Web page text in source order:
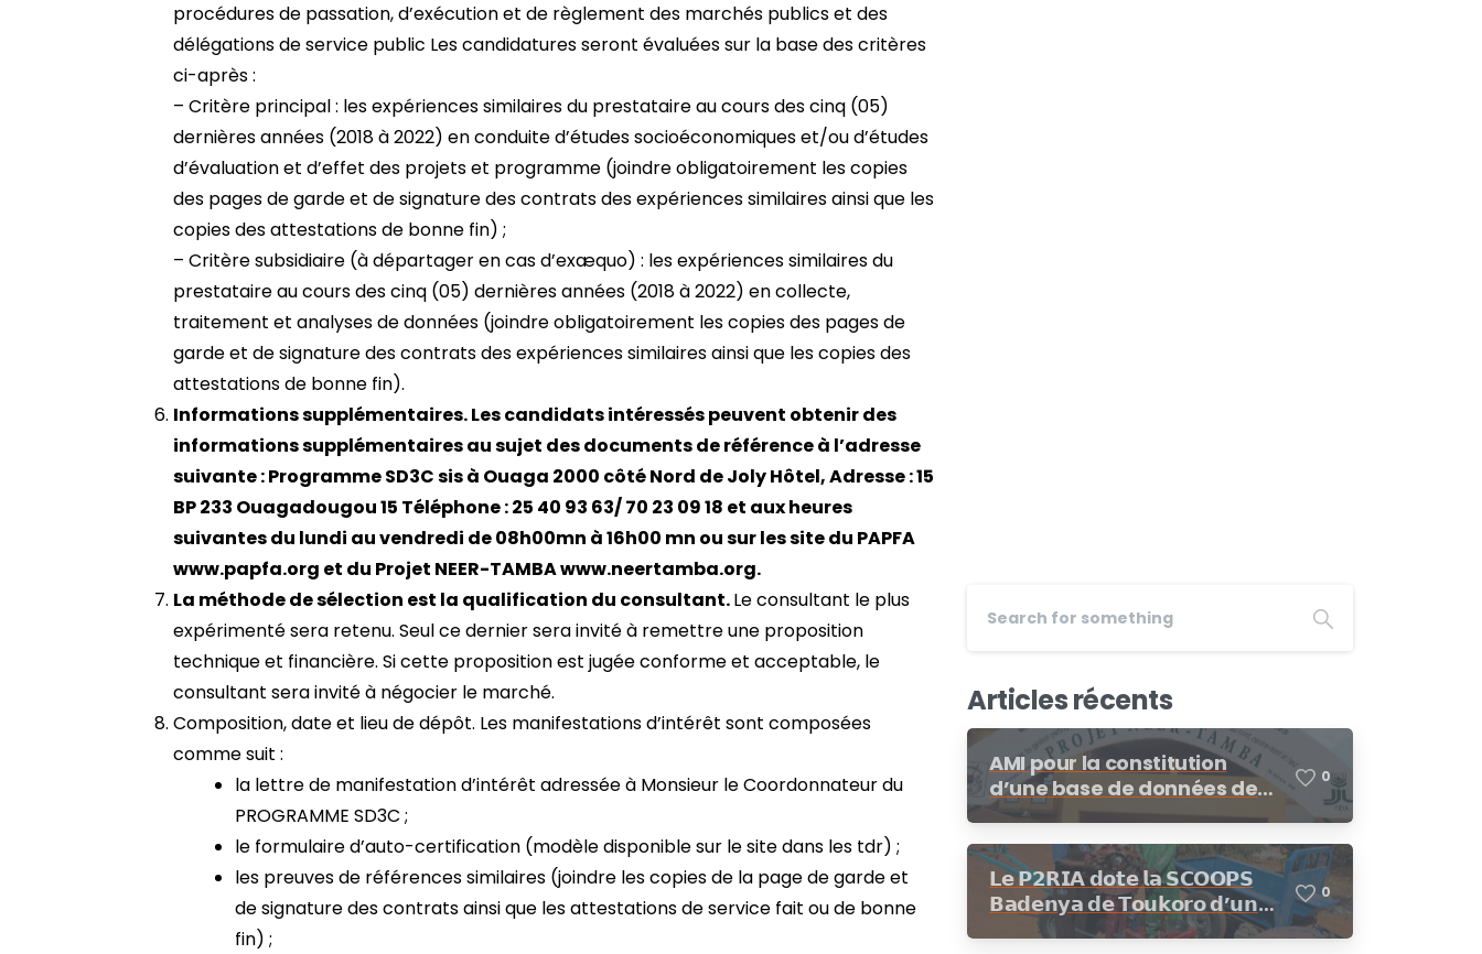
procédures de passation, d’exécution et de règlement des marchés publics et des
délégations de service public Les candidatures seront évaluées sur la base des critères
ci-après :
– Critère principal : les expériences similaires du prestataire au cours des cinq (05)
dernières années (2018 à 2022) en conduite d’études socioéconomiques et/ou d’études
d’évaluation et d’effet des projets et programme (joindre obligatoirement les copies
des pages de garde et de signature des contrats des expériences similaires ainsi que les
copies des attestations de bonne fin) ;
– Critère subsidiaire (à départager en cas d’exæquo) : les expériences similaires du
prestataire au cours des cinq (05) dernières années (2018 à 2022) en collecte,
traitement et analyses de données (joindre obligatoirement les copies des pages de
garde et de signature des contrats des expériences similaires ainsi que les copies des
attestations de bonne fin).
Informations supplémentaires. Les candidats intéressés peuvent obtenir des
informations supplémentaires au sujet des documents de référence à l’adresse
suivante : Programme SD3C sis à Ouaga 2000 côté Nord de Joly Hôtel, Adresse : 15
BP 233 Ouagadougou 15 Téléphone : 25 40 93 63/ 70 23 09 18 et aux heures
suivantes du lundi au vendredi de 08h00mn à 16h00 mn ou sur les site du PAPFA
www.papfa.org et du Projet NEER-TAMBA www.neertamba.org.
La méthode de sélection est la qualification du consultant.Le consultant le plus
expérimenté sera retenu. Seul ce dernier sera invité à remettre une proposition
technique et financière. Si cette proposition est jugée conforme et acceptable, le
consultant sera invité à négocier le marché.
Composition, date et lieu de dépôt. Les manifestations d’intérêt sont composées
comme suit :
la lettre de manifestation d’intérêt adressée à Monsieur le Coordonnateur du
PROGRAMME SD3C ;
le formulaire d’auto-certification (modèle disponible sur le site dans les tdr) ;
les preuves de références similaires (joindre les copies de la page de garde et
de signature des contrats ainsi que les attestations de service fait ou de bonne
fin) ;
Articles récents
AMI pour la constitution
d’une base de données de
fournisseurs/prestataires
dans le cadre des
procédures de demandes
d’offres de prix, demande de
cotation
0
𝗟𝗲 𝗣𝟮𝗥𝗜𝗔 𝗱𝗼𝘁𝗲 𝗹𝗮 𝗦𝗖𝗢𝗢𝗣𝗦
𝗕𝗮𝗱𝗲𝗻𝘆𝗮 𝗱𝗲 𝗧𝗼𝘂𝗸𝗼𝗿𝗼 𝗱’𝘂𝗻
𝗺𝗼𝘁𝗼𝗰𝘂𝗹𝘁𝗲𝘂𝗿
0